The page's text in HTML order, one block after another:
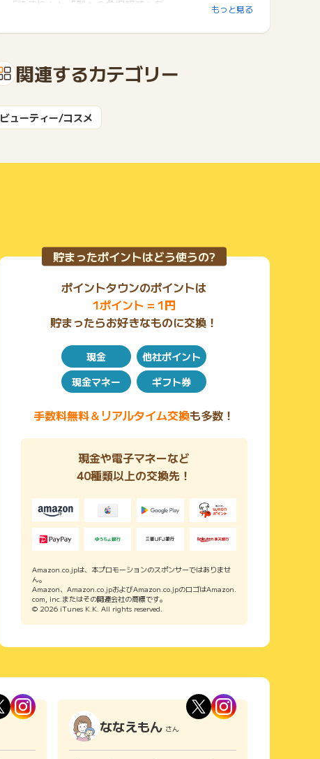
「染まり」と「髪への負担軽減」を
両立させたカラートリートメントを開発して販売してい
ます。
もっと見る
関連するカテゴリー
ビューティー/コスメ
貯まったポイントはどう使うの?
ポイントタウンのポイントは
1ポイント = 1円
貯まったらお好きなものに交換！
現金
他社ポイント
現金マネー
ギフト券
手数料無料＆リアルタイム交換も多数！
現金や電子マネーなど
40種類以上の交換先！
Amazon.co.jpは、本プロモーションのスポンサーではありませ
ん。
Amazon、Amazon.co.jpおよびAmazon.co.jpのロゴはAmazon.
com, inc.またはその関連会社の商標です。
© 2026 iTunes K.K. All rights reserved.
ななえもん さん